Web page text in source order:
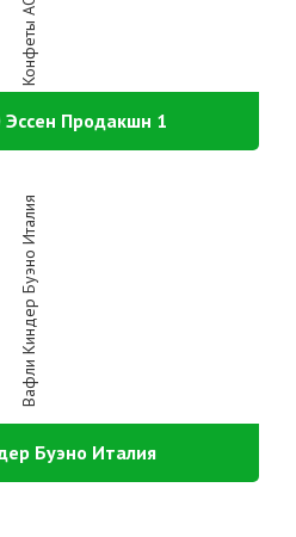
Продакшн 1
Буэно Италия